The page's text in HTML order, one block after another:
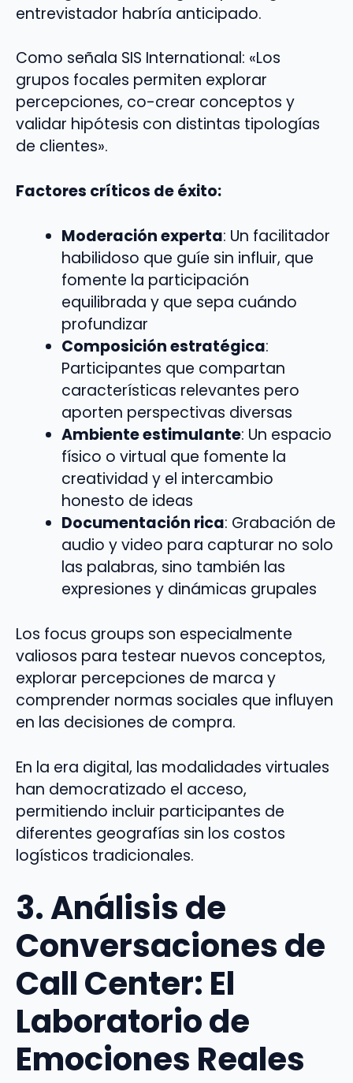
entrevistador habría anticipado.
Como señala SIS International: «Los
grupos focales permiten explorar
percepciones, co-crear conceptos y
validar hipótesis con distintas tipologías
de clientes».
Factores críticos de éxito:
Moderación experta: Un facilitador
habilidoso que guíe sin influir, que
fomente la participación
equilibrada y que sepa cuándo
profundizar
Composición estratégica:
Participantes que compartan
características relevantes pero
aporten perspectivas diversas
Ambiente estimulante: Un espacio
físico o virtual que fomente la
creatividad y el intercambio
honesto de ideas
Documentación rica: Grabación de
audio y video para capturar no solo
las palabras, sino también las
expresiones y dinámicas grupales
Los focus groups son especialmente
valiosos para testear nuevos conceptos,
explorar percepciones de marca y
comprender normas sociales que influyen
en las decisiones de compra.
En la era digital, las modalidades virtuales
han democratizado el acceso,
permitiendo incluir participantes de
diferentes geografías sin los costos
logísticos tradicionales.
3. Análisis de
Conversaciones de
Call Center: El
Laboratorio de
Emociones Reales